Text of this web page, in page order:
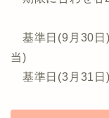
基準日(9月30日
当)
基準日(3月31日